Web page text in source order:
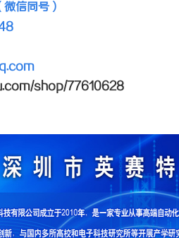
信同号）
shop/77610628